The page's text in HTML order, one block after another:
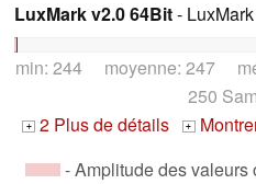
LuxMark v2.0 64Bit-
min: 244 moyenne: 247
250
+ 2 Plus de détails +
- Amplitude des